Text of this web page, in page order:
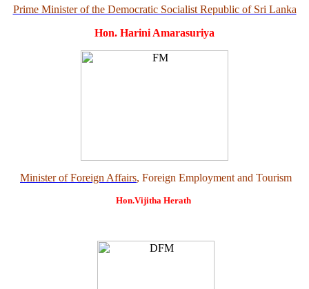
Prime Minister of the Democratic Socialist Republic of Sri Lanka
Hon. Harini Amarasuriya
Minister of Foreign Affairs, Foreign Employment and Tourism
Hon.Vijitha Herath